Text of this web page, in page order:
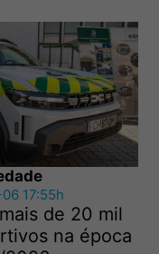
17:55h
de 20 mil
na época